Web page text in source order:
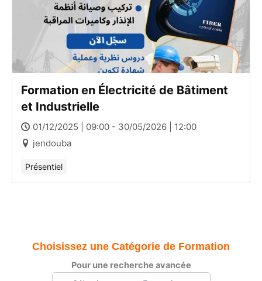
Formation en Électricité de Bâtiment
et Industrielle
01/12/2025 | 09:00 - 30/05/2026 | 12:00
jendouba
Présentiel
Choisissez une Catégorie de Formation
Pour une recherche avancée